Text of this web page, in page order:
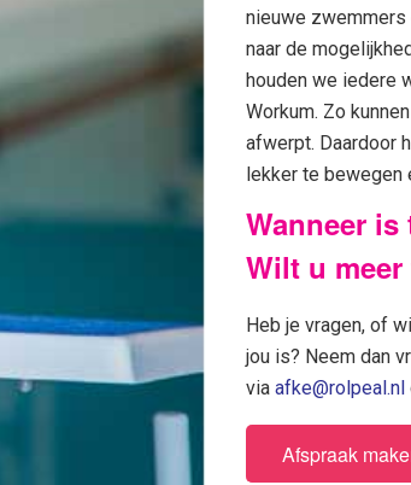
nieuwe zwemmers
naar de
houden we iedere
Workum. Zo
afwerpt. Daardoor
lekker te bewegen
Wanneer
Wilt u
Heb je vragen, of
jou is? Neem dan
viaafke@rolpeal.nl
Afspraak